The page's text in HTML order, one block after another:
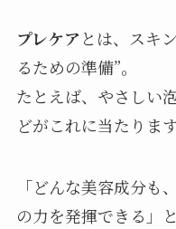
プレケアとは、スキ
るための準備”。
たとえば、やさしい
どがこれに当たります
「どんな美容成分も
の力を発揮できる」